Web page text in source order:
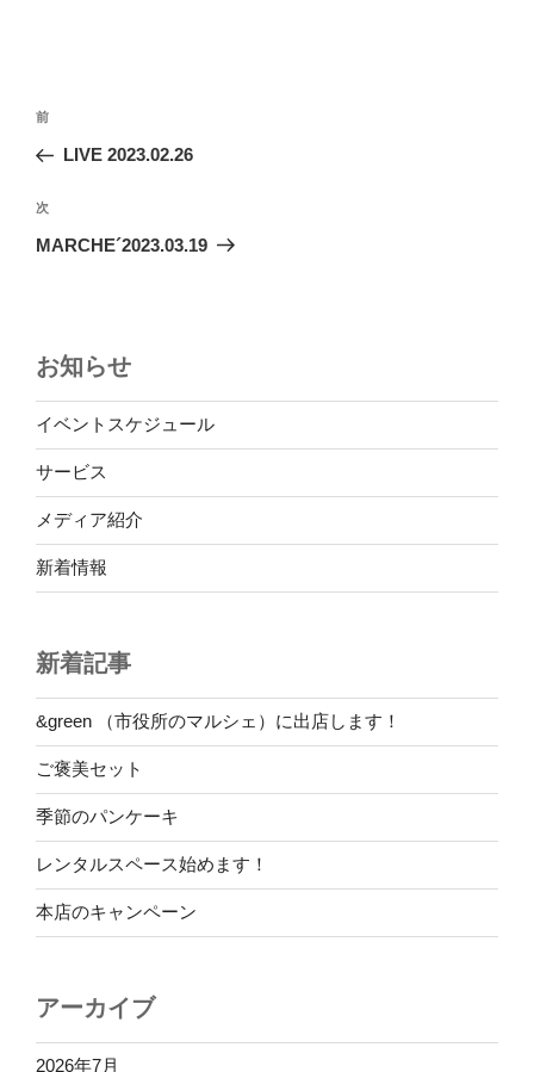
投
ナ
ビ
ゲ
ン
前
の
稿
前
LIVE 2023.02.26
次
の
次
MARCHE´2023.03.19
お知らせ
イベントスケジュール
サービス
メディア紹介
新着情報
新着記事
&green （市役所のマルシェ）に出店します！
ご褒美セット
季節のパンケーキ
レンタルスペース始めます！
本店のキャンペーン
アーカイブ
2026年7月